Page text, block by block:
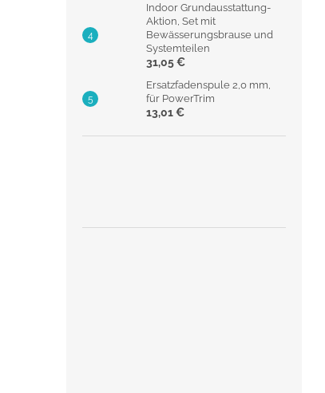
Indoor Grundausstattung-
Aktion, Set mit
Bewässerungsbrause und
Systemteilen
31,05 €
Ersatzfadenspule 2,0 mm,
für PowerTrim
13,01 €